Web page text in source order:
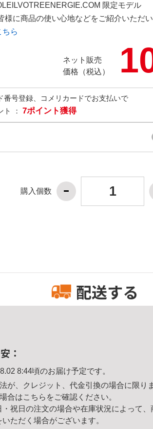
限定モデル
様に商品の使い心地などをご紹介いただい
ちら
ネット販売
価格（税込）
番号登録、コメリカードでお支払いで
ト ： 7ポイント獲得
購入個数
配送する
：
8:44頃のお届け予定です。
が、クレジット、代金引換の場合に限り
合はこちら をご確認ください。
祝日の注文の場合や在庫状況によって、
いただく場合がございます。